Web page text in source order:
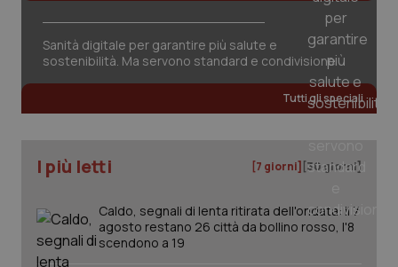
Sanità digitale per garantire più salute e
sostenibilità. Ma servono standard e condivisione
Tutti gli speciali
I più letti [7 giorni] [30 giorni]
Caldo, segnali di lenta ritirata dell'ondata: il 7
agosto restano 26 città da bollino rosso, l'8
scendono a 19
tracking-sites-ironfish-
session-id
www.quotidianosanita.it
.quotidianosanita.it